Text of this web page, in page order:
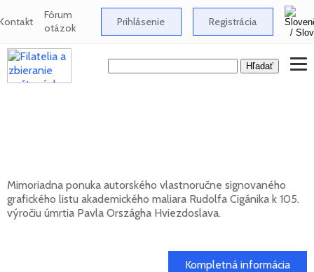
Fórum
otázok Prihlásenie Registrácia
Mimoriadna ponuka autorského vlastnoručne signovaného
grafického listu akademického maliara Rudolfa Cigánika k 105.
výročiu úmrtia Pavla Országha Hviezdoslava.
Kompletná informácia